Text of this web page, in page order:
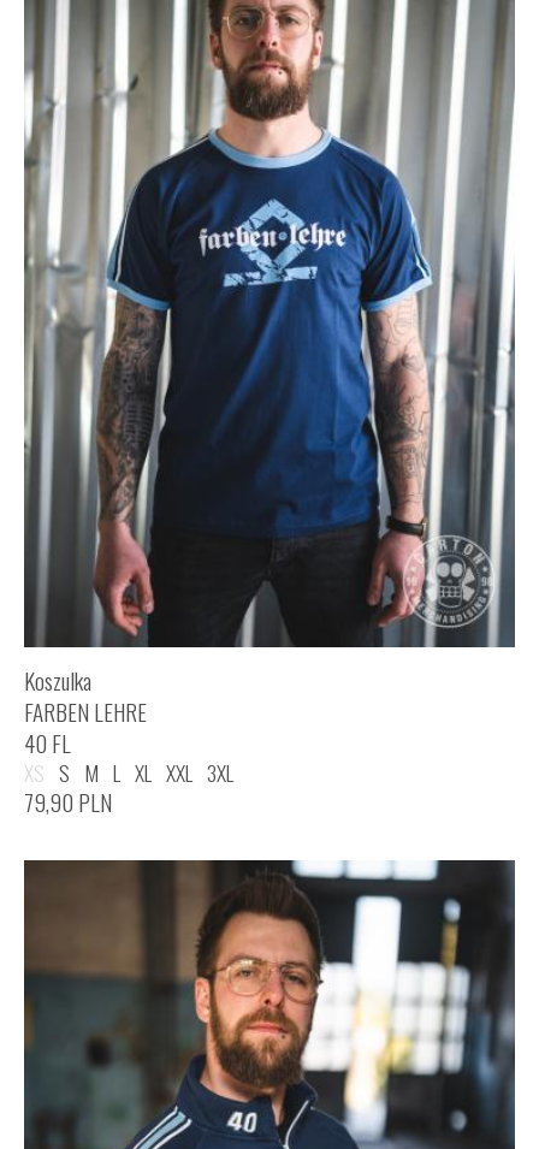
Koszulka
FARBEN LEHRE
40 FL
XS S M L XL XXL 3XL
79,90 PLN